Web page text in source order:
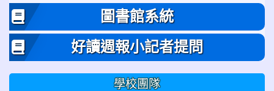
圖書館系統
好讀週報小記者提問
學校團隊